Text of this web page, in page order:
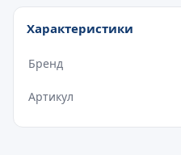
Характеристики
Бренд
Артикул